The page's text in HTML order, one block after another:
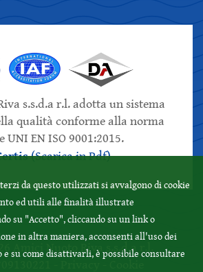
s.s.d.a r.l. adotta un sistema
qualità conforme alla norma
EN ISO 9001:2015.
(Scarica in Pdf)
Amici Nuoto Riva s.s.d.a r.l.
-
-
da questo utilizzati si avvalgono di cookie
ed utili alle finalità illustrate
su "Accetto", cliccando su un link o
in altra maniera, acconsenti all'uso dei
e su come disattivarli, è possibile consultare